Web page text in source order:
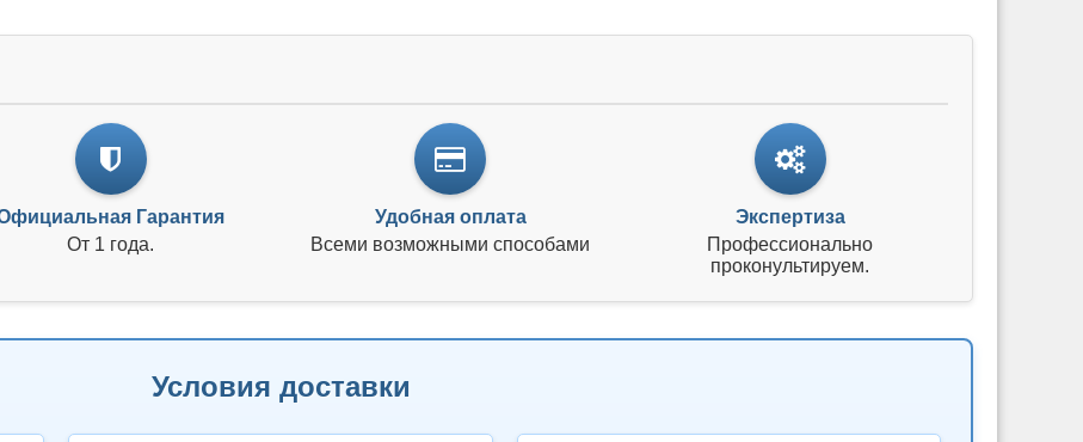
Гарантия
От 1 года.
Удобная оплата
Всеми возможными способами
Экспертиза
Профессионально
проконультируем.
Условия доставки